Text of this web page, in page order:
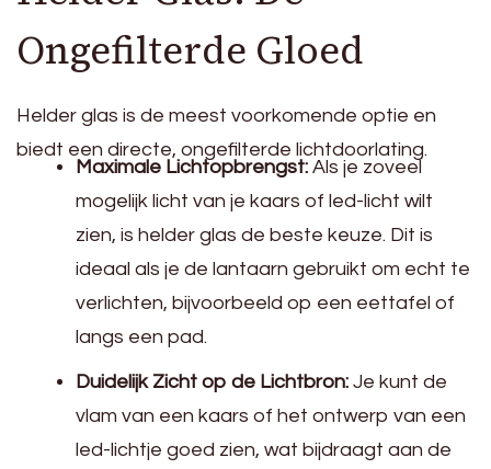
Ongefilterde Gloed
Helder glas is de meest voorkomende optie en
biedt een directe, ongefilterde lichtdoorlating.
Maximale Lichtopbrengst: Als je zoveel
mogelijk licht van je kaars of led-licht wilt
zien, is helder glas de beste keuze. Dit is
ideaal als je de lantaarn gebruikt om echt te
verlichten, bijvoorbeeld op een eettafel of
langs een pad.
Duidelijk Zicht op de Lichtbron: Je kunt de
vlam van een kaars of het ontwerp van een
led-lichtje goed zien, wat bijdraagt aan de